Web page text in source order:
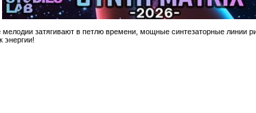
мелодии затягивают в петлю времени, мощные синтезаторные
энергии!